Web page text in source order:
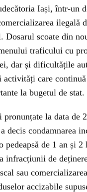
Iași, într-un
ilegală
Dosarul scoate din
traficului cu
dar și dificultățile
activități care continuă
la bugetul de stat.
la data de
decis condamnarea
pedeapsă de 1 an și
infracțiunii de
sau
accizabile